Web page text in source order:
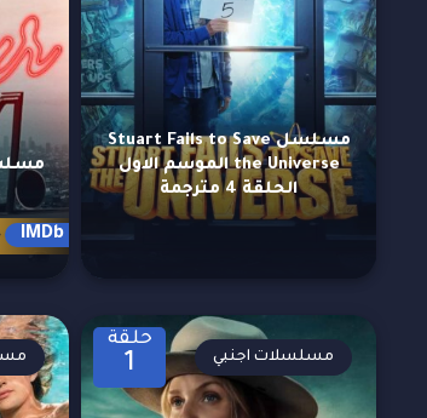
مسلسل Stuart Fails to Save
the Universe الموسم الاول
الحلقة 4 مترجمة
IMDb
حلقة
1 مسلسلات اجنبي